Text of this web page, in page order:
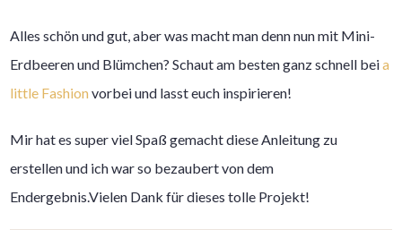
Alles schön und gut, aber was macht man denn nun mit Mini-
Erdbeeren und Blümchen? Schaut am besten ganz schnell beia
little Fashion vorbei und lasst euch inspirieren!
Mir hat es super viel Spaß gemacht diese Anleitung zu
erstellen und ich war so bezaubert von dem
Endergebnis.Vielen Dank für dieses tolle Projekt!